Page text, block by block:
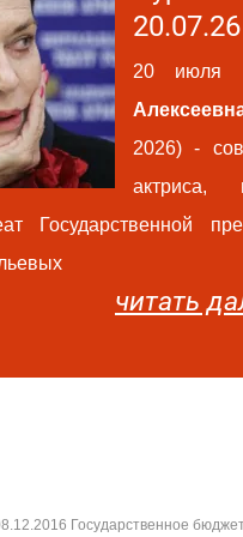
20.07.26
20 июля
2026) -
актриса,
Государственной
читать
Государственное